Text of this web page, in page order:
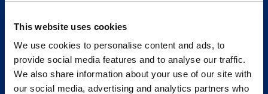
This website uses cookies
We use cookies to personalise content and ads, to
provide social media features and to analyse our traffic.
We also share information about your use of our site with
our social media, advertising and analytics partners who